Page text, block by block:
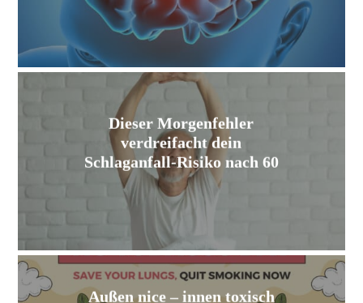
Dieser Morgenfehler
verdreifacht dein
Schlaganfall-Risiko nach 60
Außen nice – innen toxisch